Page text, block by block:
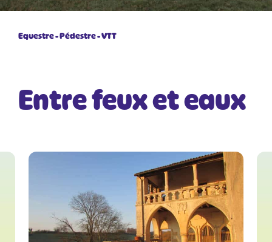
Equestre Pédestre VTT
Entre feux et eaux